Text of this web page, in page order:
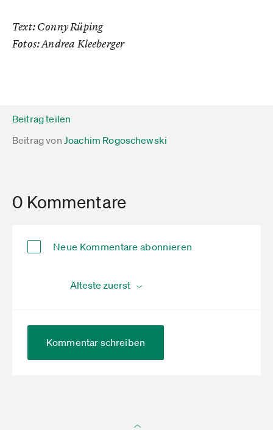
Text: Conny Rüping
Fotos: Andrea Kleeberger
Beitrag teilen
Beitrag von Joachim Rogoschewski
0 Kommentare
Neue Kommentare abonnieren
Kommentar schreiben